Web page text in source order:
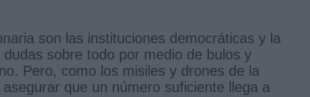
son las instituciones democráticas y la
sobre todo por medio de bulos y
Pero, como los misiles y drones de la
que un número suficiente llega a